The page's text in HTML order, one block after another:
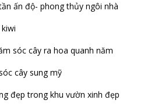
ấn độ- phong thủy ngôi nhà
sóc cây ra hoa quanh năm
cây sung mỹ
đẹp trong khu vườn xinh đẹp